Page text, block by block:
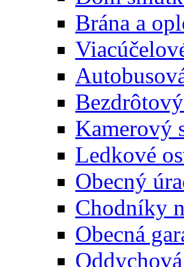
Brána a
Kamerový
Ledkové
Obecný
Chodníky
Obecná